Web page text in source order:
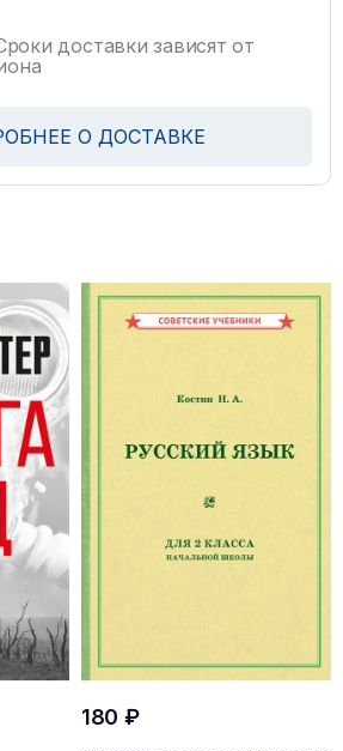
доставки зависят от
О ДОСТАВКЕ
180 ₽